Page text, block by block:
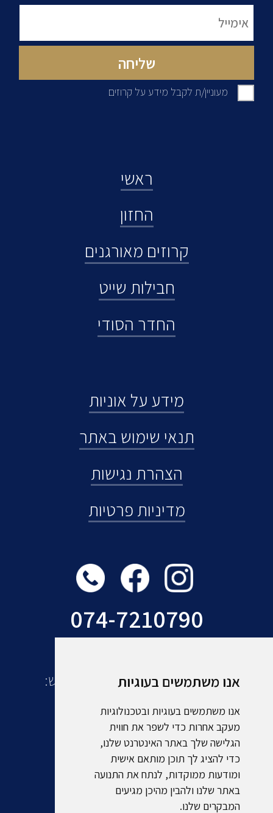
אנו משתמשים בעוגיות
אנו משתמשים בעוגיות ובטכנולוגיות
מעקב אחרות כדי לשפר את חווית
הגלישה שלך באתר האינטרנט שלנו,
כדי להציג לך תוכן מותאם אישית
ומודעות ממוקדות, לנתח את התנועה
באתר שלנו ולהבין מהיכן מגיעים
המבקרים שלנו.
מעוניין/ת לקבל מידע על קרוזים
ראשי
החזון
קרוזים מאורגנים
חבילות שייט
החדר הסודי
מידע על אוניות
תנאי שימוש באתר
הצהרת נגישות
מדיניות פרטיות
074-7210790
עוד מקבוצת אמסלם תיירות ונופש: